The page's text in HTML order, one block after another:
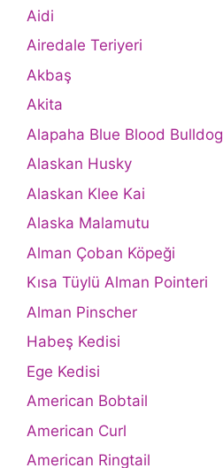
Aidi
Airedale Teriyeri
Akbaş
Akita
Alapaha Blue Blood Bulldog
Alaskan Husky
Alaskan Klee Kai
Alaska Malamutu
Alman Çoban Köpeği
Kısa Tüylü Alman Pointeri
Alman Pinscher
Habeş Kedisi
Ege Kedisi
American Bobtail
American Curl
American Ringtail